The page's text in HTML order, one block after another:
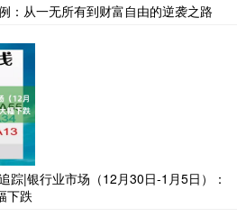
：从一无所有到财富自由的逆袭之路
踪|银行业市场（12月30日-1月5日）：
下跌